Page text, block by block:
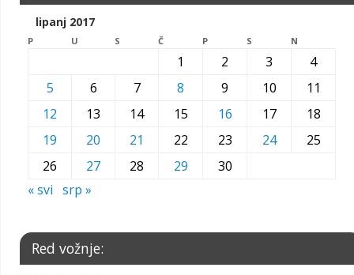
lipanj 2017
P U S Č P S N
1 2 3
4
5
6 7 8 9 10
11
12
13 14 15 16 17
18
19
20 21 22 23 24
25
26
27 28 29
30
« svi srp »
Red vožnje: